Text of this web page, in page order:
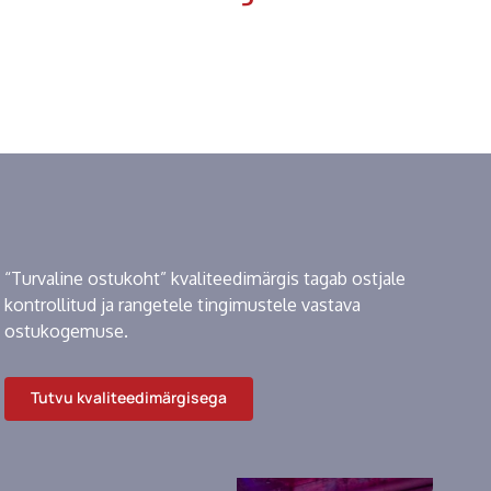
“Turvaline ostukoht” kvaliteedimärgis tagab ostjale
kontrollitud ja rangetele tingimustele vastava
ostukogemuse.
Tutvu kvaliteedimärgisega